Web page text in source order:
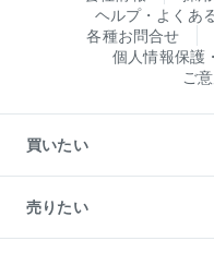
ヘルプ・よくあ
各種お問合せ
個人情報保護
ご
買いたい
新築・分譲マンションの購入
中古マンションの購入
一戸建ての購入
売りたい